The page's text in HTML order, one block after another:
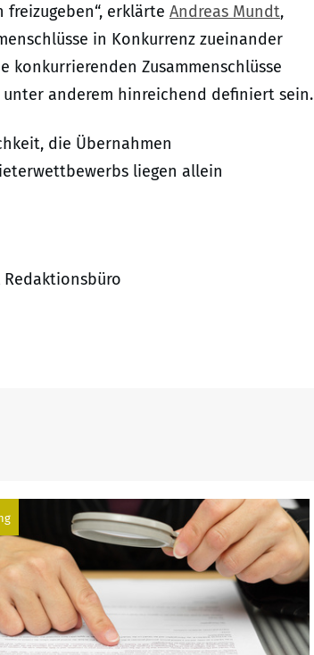
freizugeben“, erklärte Andreas Mundt,
in Konkurrenz zueinander
Zusammenschlüsse
unter anderem hinreichend definiert sein.
die Übernahmen
liegen allein
Redaktionsbüro